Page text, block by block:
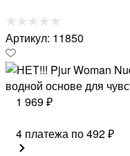
Артикул: 11850
1 969 ₽
4 платежа по492 ₽